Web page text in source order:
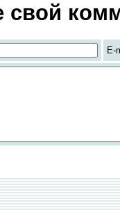
свой
E-